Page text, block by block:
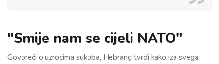
"Smije nam se cijeli NATO"
Govoreći o uzrocima sukoba, Hebrang tvrdi kako iza svega